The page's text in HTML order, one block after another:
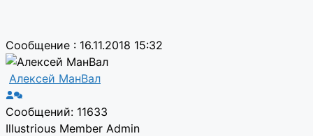
Сообщение : 16.11.2018 15:32
Алексей МанВал
Сообщений: 11633
Illustrious Member Admin